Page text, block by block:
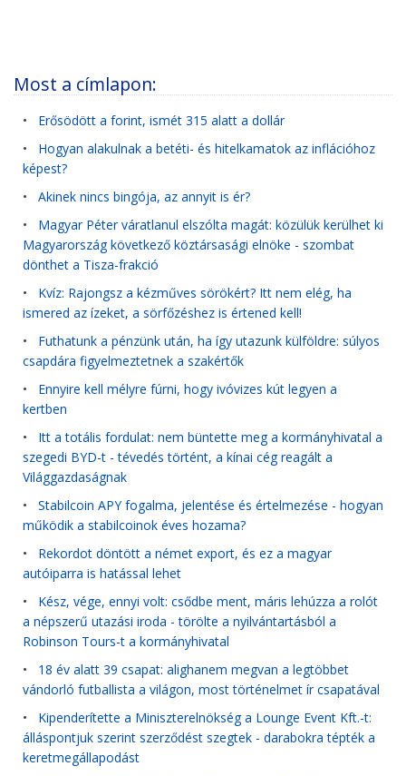
Most a címlapon:
• Erősödött a forint, ismét 315 alatt a dollár
• Hogyan alakulnak a betéti- és hitelkamatok az inflációhoz
képest?
• Akinek nincs bingója, az annyit is ér?
• Magyar Péter váratlanul elszólta magát: közülük kerülhet ki
Magyarország következő köztársasági elnöke - szombat
dönthet a Tisza-frakció
• Kvíz: Rajongsz a kézműves sörökért? Itt nem elég, ha
ismered az ízeket, a sörfőzéshez is értened kell!
• Futhatunk a pénzünk után, ha így utazunk külföldre: súlyos
csapdára figyelmeztetnek a szakértők
• Ennyire kell mélyre fúrni, hogy ivóvizes kút legyen a
kertben
• Itt a totális fordulat: nem büntette meg a kormányhivatal a
szegedi BYD-t - tévedés történt, a kínai cég reagált a
Világgazdaságnak
• Stabilcoin APY fogalma, jelentése és értelmezése - hogyan
működik a stabilcoinok éves hozama?
• Rekordot döntött a német export, és ez a magyar
autóiparra is hatással lehet
• Kész, vége, ennyi volt: csődbe ment, máris lehúzza a rolót
a népszerű utazási iroda - törölte a nyilvántartásból a
Robinson Tours-t a kormányhivatal
• 18 év alatt 39 csapat: alighanem megvan a legtöbbet
vándorló futballista a világon, most történelmet ír csapatával
• Kipenderítette a Miniszterelnökség a Lounge Event Kft.-t:
álláspontjuk szerint szerződést szegtek - darabokra tépték a
keretmegállapodást